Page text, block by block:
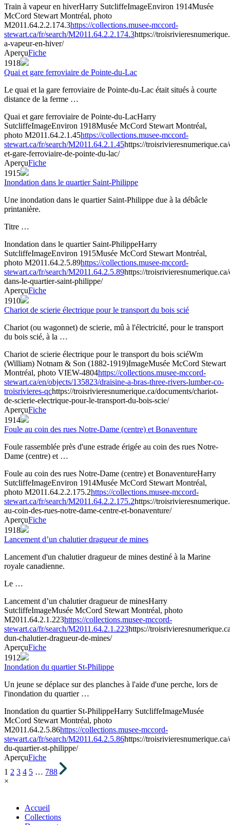
Train à vapeur en hiverHarry SutcliffeImageEnviron 1914Musée
McCord Stewart Montréal, photo
M2011.64.2.2.174.3https://collections.musee-mccord-
stewart.ca/fr/search/M2011.64.2.2.174.3https://
a-vapeur-en-hiver/
AperçuFiche
1918
Quai et gare ferroviaire de Pointe-du-Lac
Le quai et la gare ferroviaire de Pointe-du-Lac était situés à courte
distance de la ferme …
Quai et gare ferroviaire de Pointe-du-LacHarry
SutcliffeImageEnviron 1918Musée McCord Stewart Montréal,
photo M2011.64.2.1.45https://collections.musee-mccord-
stewart.ca/fr/search/M2011.64.2.1.45https://
et-gare-ferroviaire-de-pointe-du-lac/
AperçuFiche
1915
Inondation dans le quartier Saint-Philippe
Une inondation dans le quartier Saint-Philippe due à la débâcle
printanière.
Titre …
Inondation dans le quartier Saint-PhilippeHarry
SutcliffeImageEnviron 1915Musée McCord Stewart Montréal,
photo M2011.64.2.5.89https://collections.musee-mccord-
stewart.ca/fr/search/M2011.64.2.5.89https://
dans-le-quartier-saint-philippe/
AperçuFiche
1910
Chariot de scierie électrique pour le transport du bois scié
Chariot (ou wagonnet) de scierie, mû à l'électricité, pour le transport
du bois scié, à la …
Chariot de scierie électrique pour le transport du bois sciéWm
(William) Notnam & Son (1882-1919)ImageMusée McCord Stewart
Montréal, photo VIEW-4804https://collections.musee-mccord-
stewart.ca/en/objects/135823/draisine-a-bras-three-rivers-lumber-co-
troisrivieres-qchttps://troisrivieresnumerique.ca/documents/chariot-
de-scierie-electrique-pour-le-transport-du-bois-scie/
AperçuFiche
1914
Foule au coin des rues Notre-Dame (centre) et Bonaventure
Foule rassemblée près d'une estrade érigée au coin des rues Notre-
Dame (centre) et …
Foule au coin des rues Notre-Dame (centre) et BonaventureHarry
SutcliffeImageEnviron 1914Musée McCord Stewart Montréal,
photo M2011.64.2.2.175.2https://collections.musee-mccord-
stewart.ca/fr/search/M2011.64.2.2.175.2https://
au-coin-des-rues-notre-dame-centre-et-bonaventure/
AperçuFiche
1918
Lancement d’un chalutier dragueur de mines
Lancement d'un chalutier dragueur de mines destiné à la Marine
royale canadienne.
Le …
Lancement d’un chalutier dragueur de minesHarry
SutcliffeImageMusée McCord Stewart Montréal, photo
M2011.64.2.1.223https://collections.musee-mccord-
stewart.ca/fr/search/M2011.64.2.1.223https://
dun-chalutier-dragueur-de-mines/
AperçuFiche
1912
Inondation du quartier St-Philippe
Un jeune se déplace sur des planches à l'aide d'une perche, lors de
l'inondation du quartier …
Inondation du quartier St-PhilippeHarry SutcliffeImageMusée
McCord Stewart Montréal, photo
M2011.64.2.5.86https://collections.musee-mccord-
stewart.ca/fr/search/M2011.64.2.5.86https://
du-quartier-st-philippe/
AperçuFiche
1 2 3 4 5 … 788
×
Accueil
Collections